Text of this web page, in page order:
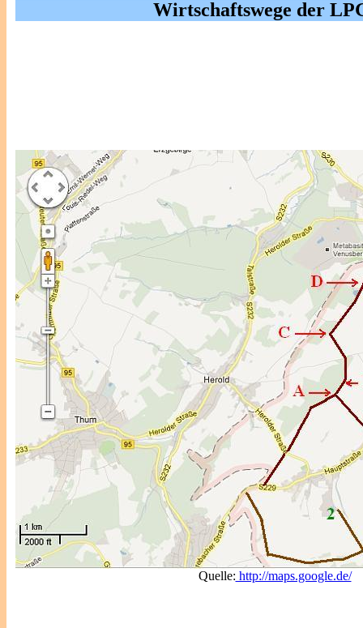
Wirtschaftswege der
Quelle: http://maps.google.de/